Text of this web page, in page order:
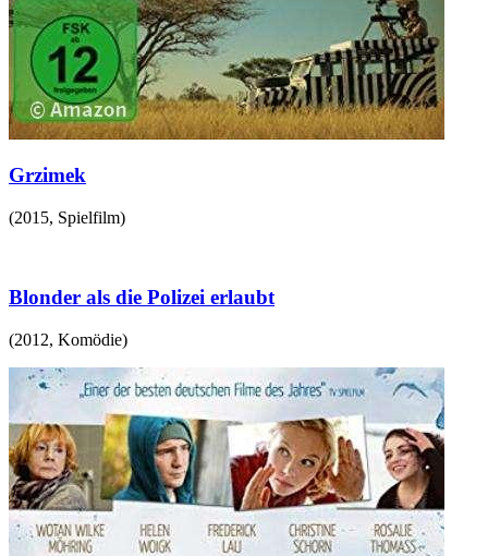
Grzimek
(2015, Spielfilm)
Blonder als die Polizei erlaubt
(2012, Komödie)